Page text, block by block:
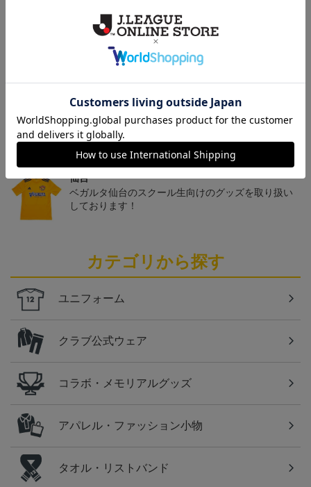
仙台
チームマスコットグッズは、サポーターやファン必
見！今すぐチェックしてみてください！
仙台
ベガルタ仙台のスクール生向けのグッズを取り扱い
しております！
カテゴリから探す
ユニフォーム
クラブ公式ウェア
コラボ・メモリアルグッズ
アパレル・ファッション小物
タオル・リストバンド